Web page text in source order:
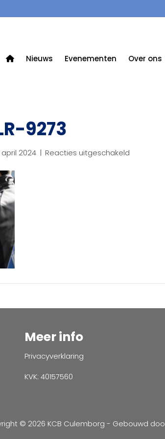
Nieuws Evenementen Over ons
9273
april 2024 | Reacties uitgeschakeld
Meer info
Privacyverklaring
KVK: 40157560
© 2026 KCB Culemborg - Gebouwd